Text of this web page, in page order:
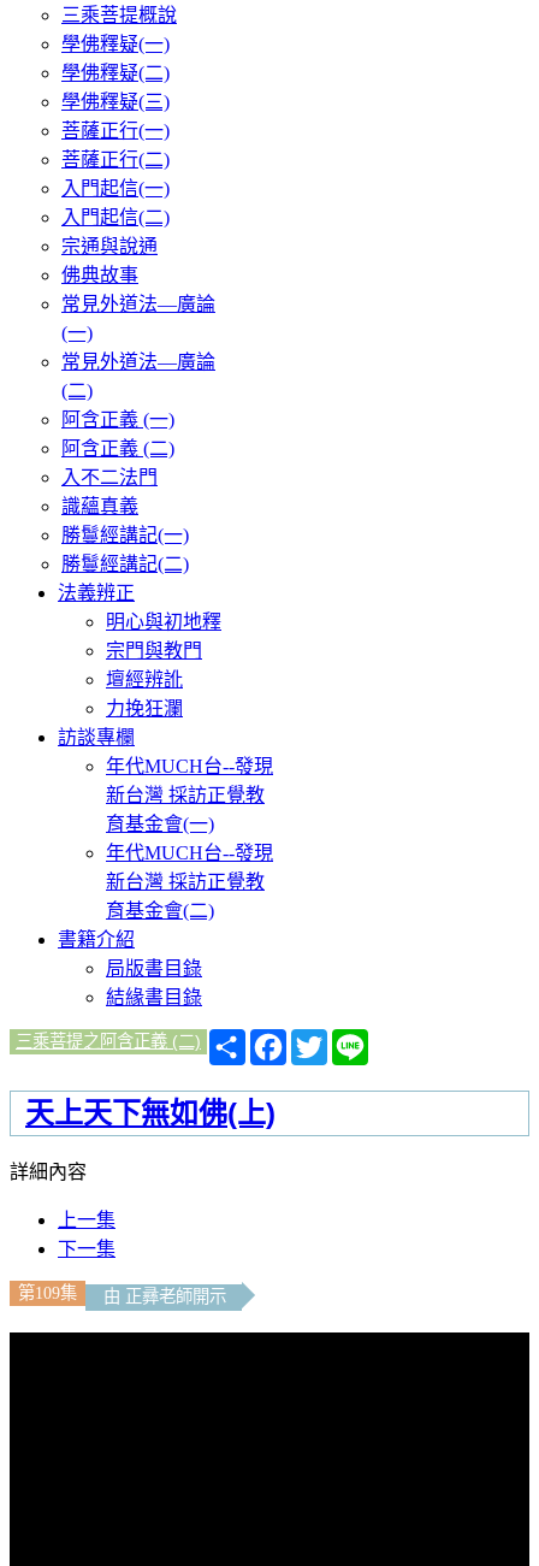
三乘菩提概說
學佛釋疑(一)
學佛釋疑(二)
學佛釋疑(三)
菩薩正行(一)
菩薩正行(二)
入門起信(一)
入門起信(二)
宗通與說通
佛典故事
常見外道法—廣論
(一)
常見外道法—廣論
(二)
阿含正義 (一)
阿含正義 (二)
入不二法門
識蘊真義
勝鬘經講記(一)
勝鬘經講記(二)
法義辨正
明心與初地釋
宗門與教門
壇經辨訛
力挽狂瀾
訪談專欄
年代MUCH台--發現
新台灣 採訪正覺教
育基金會(一)
年代MUCH台--發現
新台灣 採訪正覺教
育基金會(二)
書籍介紹
局版書目錄
結緣書目錄
三乘菩提之阿含正義 (二)
分
享
Facebook
Twitter
天上天下無如佛(上)
詳細內容
上一集
下一集
第109集 由 正彞老師開示